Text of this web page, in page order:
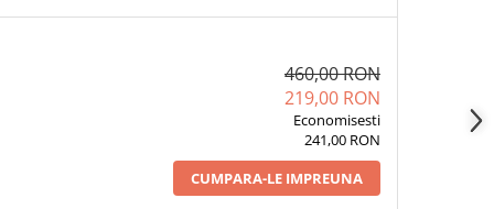
460,00 RON
219,00 RON
Economisesti
241,00 RON
CUMPARA-LE IMPREUNA